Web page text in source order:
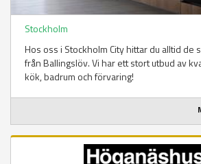
Stockholm
Hos oss i Stockholm City hittar du alltid de
från Ballingslöv. Vi har ett stort utbud av
kök, badrum och förvaring!